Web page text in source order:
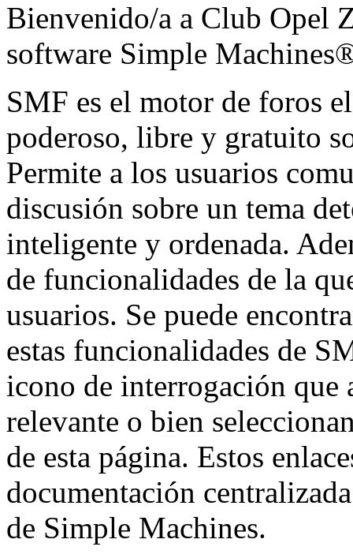
Bienvenido/a a Club Opel
software Simple
SMF es el motor de foros
poderoso, libre y gratuito
Permite a los usuarios
discusión sobre un tema
inteligente y ordenada.
de funcionalidades de la
usuarios. Se puede
estas funcionalidades de
icono de interrogación que
relevante o bien
de esta página. Estos
documentación
de Simple Machines.